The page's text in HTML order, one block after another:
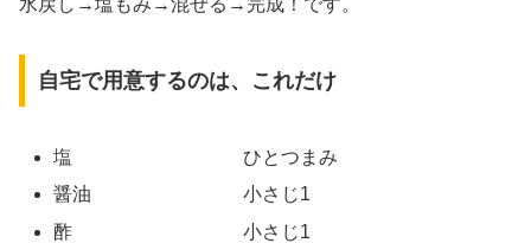
自宅で用意するのは、これだけ
塩 ひとつまみ
醤油 小さじ1
酢 小さじ1